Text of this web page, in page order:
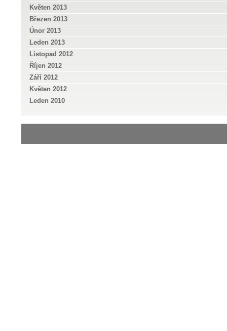
Květen 2013
Březen 2013
Únor 2013
Leden 2013
Listopad 2012
Říjen 2012
Září 2012
Květen 2012
Leden 2010